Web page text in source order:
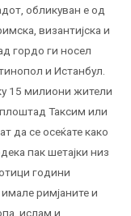
oбликуван е од
византијска и
гордо ги носел
и Истанбул.
15 милиони жители
Таксим или
да се осеќате како
пак шетајки низ
години
имале римјаните и
ислам и